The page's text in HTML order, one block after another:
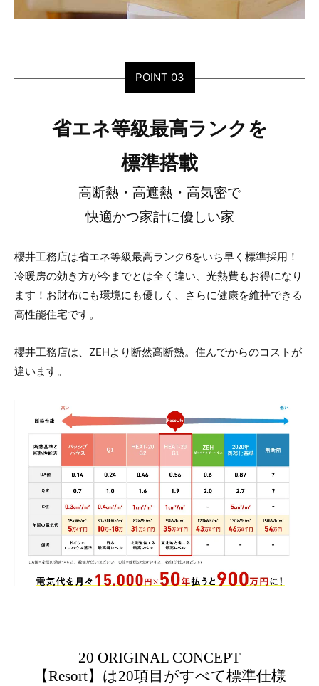
POINT 03
省エネ等級最高ランクを
標準搭載
高断熱・高遮熱・高気密で
快適かつ家計に優しい家
櫻井工務店は省エネ等級最高ランク6をいち早く標準採用！
冷暖房の効き方が今までとは全く違い、光熱費もお得になり
ます！お財布にも環境にも優しく、さらに健康を維持できる
高性能住宅です。
櫻井工務店は、ZEHより断然高断熱。住んでからのコストが
違います。
20 ORIGINAL CONCEPT
【Resort】は20項目がすべて標準仕様